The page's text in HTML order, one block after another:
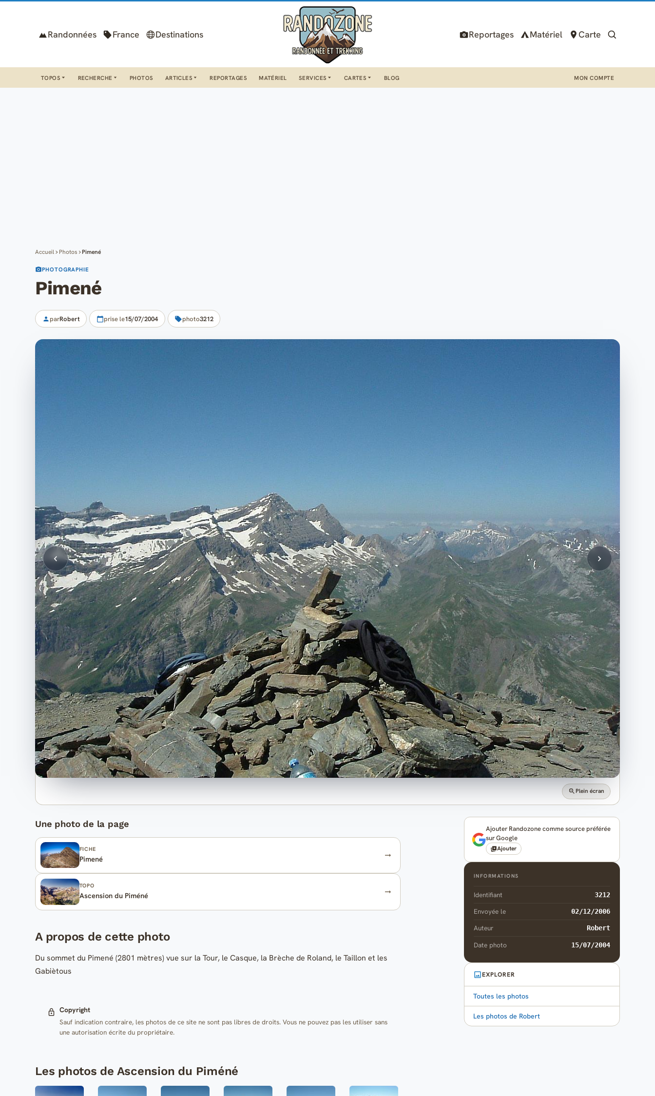
Randonnées France Destinations Reportages Matériel Carte
TOPOS RECHERCHE PHOTOS ARTICLES REPORTAGES MATÉRIEL SERVICES CARTES BLOG MON COMPTE
Accueil Photos Pimené
PHOTOGRAPHIE
Pimené
parRobert prise le15/07/2004 photo3212
Plein écran
Une photo de la page
FICHE
Pimené
TOPO
Ascension du Piméné
A propos de cette photo
Du sommet du Pimené (2801 mètres) vue sur la Tour, le Casque, la Brèche de Roland, le Taillon et les
Gabiètous
Copyright
Sauf indication contraire, les photos de ce site ne sont pas libres de droits. Vous ne pouvez pas les utiliser sans
une autorisation écrite du propriétaire.
Les photos de Ascension du Piméné
Ajouter Randozone comme source préférée
sur Google
Ajouter
INFORMATIONS
Identifiant 3212
Envoyée le 02/12/2006
Auteur Robert
Date photo 15/07/2004
EXPLORER
Toutes les photos
Les photos de Robert